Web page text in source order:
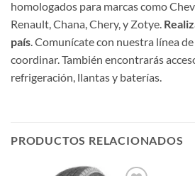
homologados para marcas como
Renault, Chana, Chery, y Zotye.
país. Comunícate con nuestra línea
coordinar. También encontrarás
refrigeración, llantas y baterías.
PRODUCTOS RELACIONADOS